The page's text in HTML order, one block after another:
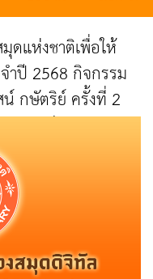
ดแห่งชาติเพื่อให้
ำปี 2568 กิจกรรม
น์ กษัตริย์ ครั้งที่ 2
นประดับกระจก"